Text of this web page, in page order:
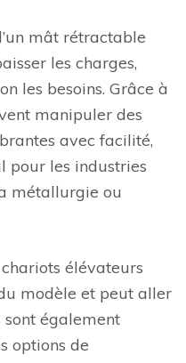
mât rétractable
les charges,
les besoins. Grâce à
manipuler des
avec facilité,
pour les industries
métallurgie ou
élévateurs
modèle et peut aller
sont également
options de